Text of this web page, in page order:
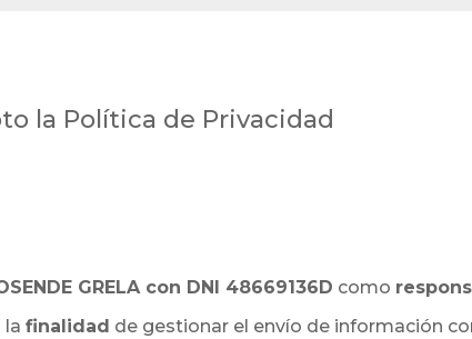
la Política de Privacidad
GRELA con DNI 48669136D como
lafinalidad de gestionar el envío de información